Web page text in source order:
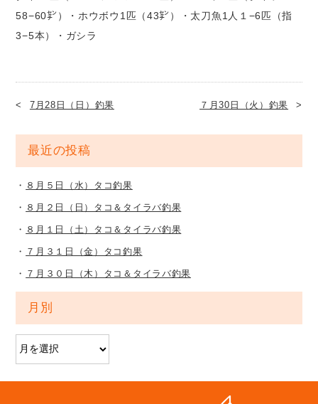
58−60㌢）・ホウボウ1匹（43㌢）・太刀魚1人１−6匹（指
3−5本）・ガシラ
7月28日（日）釣果 ７月30日（火）釣果
最近の投稿
８月５日（水）タコ釣果
８月２日（日）タコ＆タイラバ釣果
８月１日（土）タコ＆タイラバ釣果
７月３１日（金）タコ釣果
７月３０日（木）タコ＆タイラバ釣果
月別